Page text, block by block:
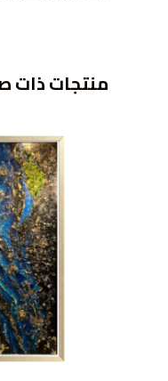
منتجات ذات